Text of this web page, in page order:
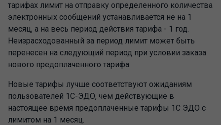
тарифах лимит на отправку определенного количества
электронных сообщений устанавливается не на 1
месяц, а на весь период действия тарифа - 1 год.
Неизрасходованный за период лимит может быть
перенесен на следующий период при условии заказа
нового предоплаченного тарифа.
Новые тарифы лучше соответствуют ожиданиям
пользователей 1С-ЭДО, чем действующие в
настоящее время предоплаченные тарифы 1С ЭДО с
лимитом на 1 месяц.